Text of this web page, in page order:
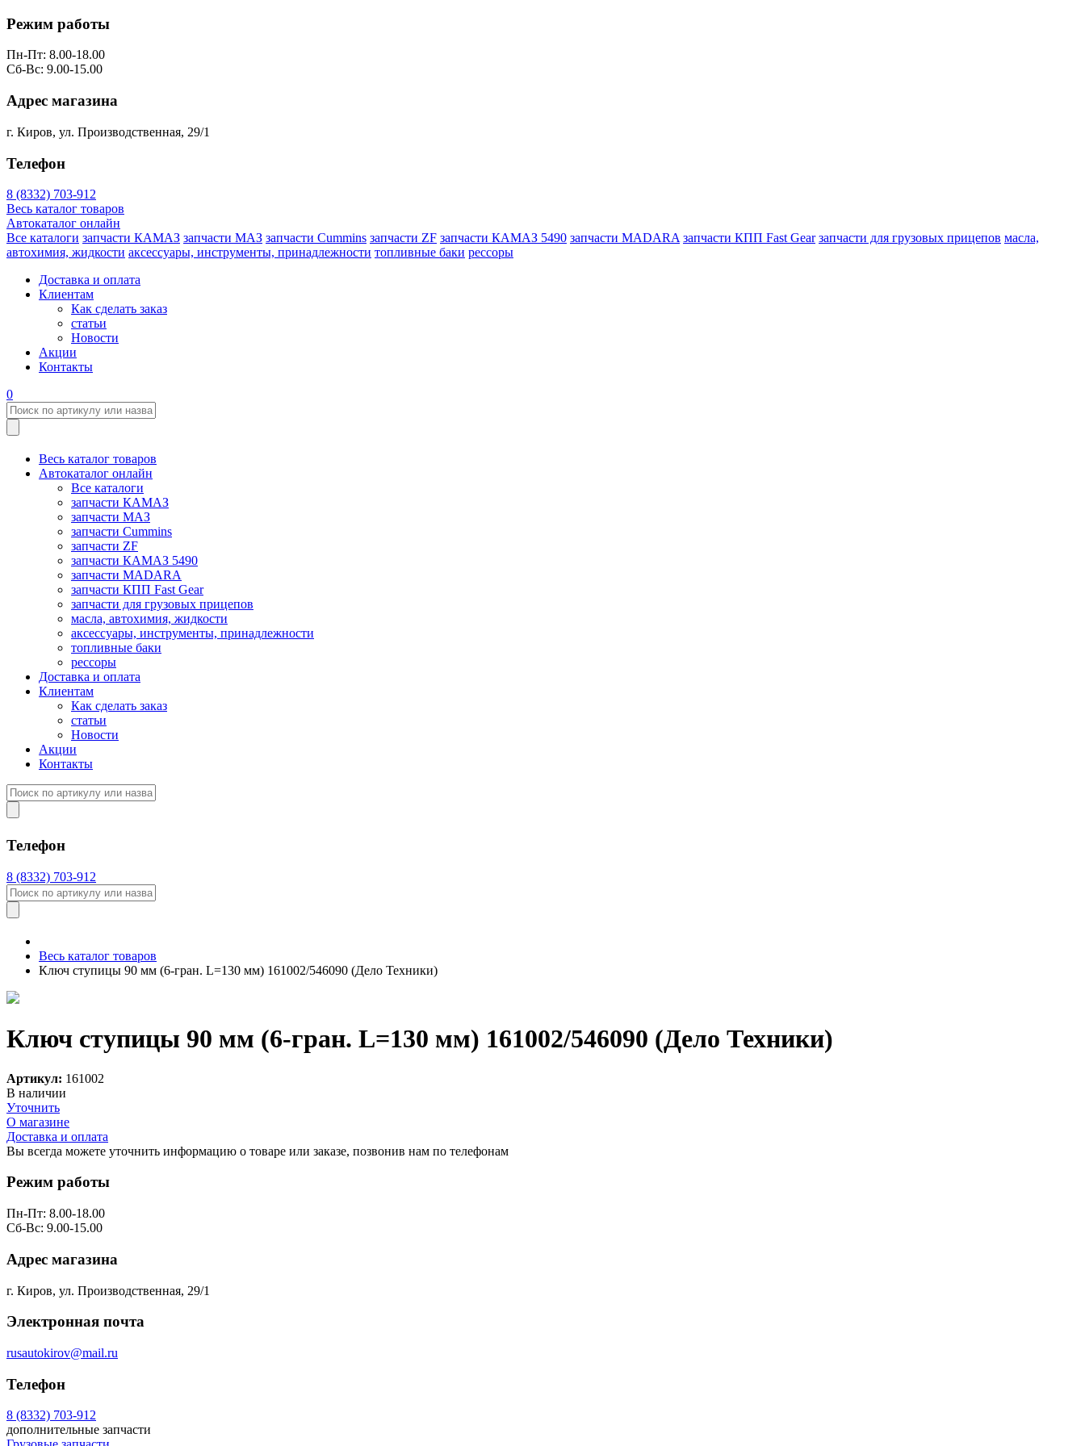
Режим работы
Пн-Пт: 8.00-18.00
Сб-Вс: 9.00-15.00
Адрес магазина
г. Киров, ул. Производственная, 29/1
Телефон
8 (8332) 703-912
Весь каталог товаров
Автокаталог онлайн
Все каталоги запчасти КАМАЗ запчасти МАЗ запчасти Cummins запчасти ZF запчасти КАМАЗ 5490 запчасти MADARA запчасти КПП Fast Gear запчасти для грузовых прицепов масла,
автохимия, жидкости аксессуары, инструменты, принадлежности топливные баки рессоры
Доставка и оплата
Клиентам
Как сделать заказ
статьи
Новости
Акции
Контакты
0
Весь каталог товаров
Автокаталог онлайн
Все каталоги
запчасти КАМАЗ
запчасти МАЗ
запчасти Cummins
запчасти ZF
запчасти КАМАЗ 5490
запчасти MADARA
запчасти КПП Fast Gear
запчасти для грузовых прицепов
масла, автохимия, жидкости
аксессуары, инструменты, принадлежности
топливные баки
рессоры
Доставка и оплата
Клиентам
Как сделать заказ
статьи
Новости
Акции
Контакты
Телефон
8 (8332) 703-912
Весь каталог товаров
Ключ ступицы 90 мм (6-гран. L=130 мм) 161002/546090 (Дело Техники)
Ключ ступицы 90 мм (6-гран. L=130 мм) 161002/546090 (Дело Техники)
Артикул: 161002
В наличии
Уточнить
О магазине
Доставка и оплата
Вы всегда можете уточнить информацию о товаре или заказе, позвонив нам по телефонам
Режим работы
Пн-Пт: 8.00-18.00
Сб-Вс: 9.00-15.00
Адрес магазина
г. Киров, ул. Производственная, 29/1
Электронная почта
rusautokirov@mail.ru
Телефон
8 (8332) 703-912
дополнительные запчасти